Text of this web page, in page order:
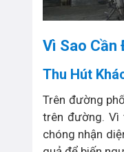
Vì Sao Cần
Thu Hút
Trên đường
trên đường. Vì
chóng nhận